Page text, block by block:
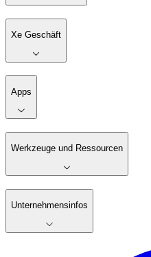
Xe Geschäft
Apps
Werkzeuge und Ressourcen
Unternehmensinfos